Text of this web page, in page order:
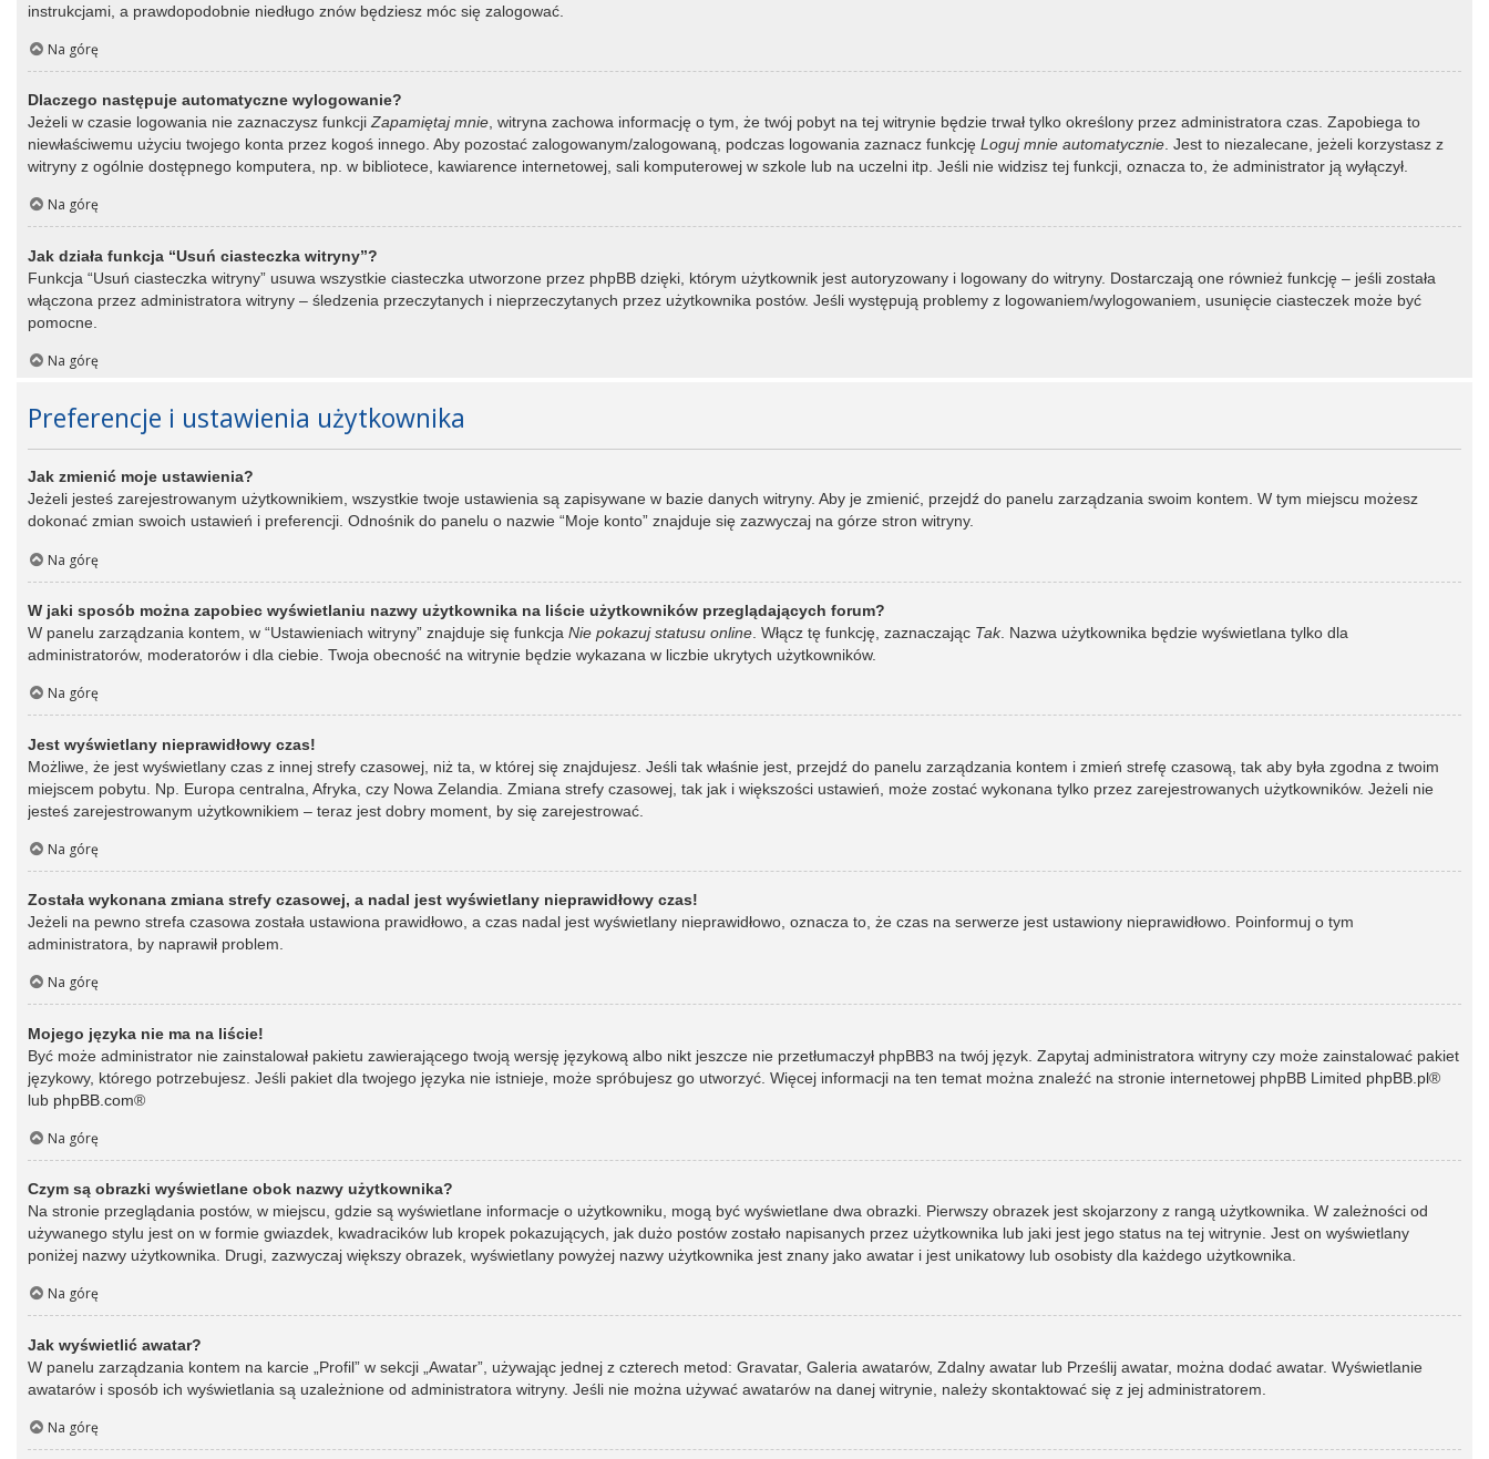
instrukcjami, a prawdopodobnie niedługo znów będziesz móc się zalogować.
Na górę
Dlaczego następuje automatyczne wylogowanie?
Jeżeli w czasie logowania nie zaznaczysz funkcjiZapamiętaj mnie, witryna zachowa informację o tym, że twój pobyt na tej witrynie będzie trwał tylko określony przez administratora czas. Zapobiega to
niewłaściwemu użyciu twojego konta przez kogoś innego. Aby pozostać zalogowanym/zalogowaną, podczas logowania zaznacz funkcję Loguj mnie automatycznie. Jest to niezalecane, jeżeli korzystasz z
witryny z ogólnie dostępnego komputera, np. w bibliotece, kawiarence internetowej, sali komputerowej w szkole lub na uczelni itp. Jeśli nie widzisz tej funkcji, oznacza to, że administrator ją wyłączył.
Na górę
Jak działa funkcja “Usuń ciasteczka witryny”?
Funkcja “Usuń ciasteczka witryny” usuwa wszystkie ciasteczka utworzone przez phpBB dzięki, którym użytkownik jest autoryzowany i logowany do witryny. Dostarczają one również funkcję – jeśli została
włączona przez administratora witryny – śledzenia przeczytanych i nieprzeczytanych przez użytkownika postów. Jeśli występują problemy z logowaniem/wylogowaniem, usunięcie ciasteczek może być
pomocne.
Na górę
Preferencje i ustawienia użytkownika
Jak zmienić moje ustawienia?
Jeżeli jesteś zarejestrowanym użytkownikiem, wszystkie twoje ustawienia są zapisywane w bazie danych witryny. Aby je zmienić, przejdź do panelu zarządzania swoim kontem. W tym miejscu możesz
dokonać zmian swoich ustawień i preferencji. Odnośnik do panelu o nazwie “Moje konto” znajduje się zazwyczaj na górze stron witryny.
Na górę
W jaki sposób można zapobiec wyświetlaniu nazwy użytkownika na liście użytkowników przeglądających forum?
W panelu zarządzania kontem, w “Ustawieniach witryny” znajduje się funkcja Nie pokazuj statusu online . Włącz tę funkcję, zaznaczając Tak. Nazwa użytkownika będzie wyświetlana tylko dla
administratorów, moderatorów i dla ciebie. Twoja obecność na witrynie będzie wykazana w liczbie ukrytych użytkowników.
Na górę
Jest wyświetlany nieprawidłowy czas!
Możliwe, że jest wyświetlany czas z innej strefy czasowej, niż ta, w której się znajdujesz. Jeśli tak właśnie jest, przejdź do panelu zarządzania kontem i zmień strefę czasową, tak aby była zgodna z twoim
miejscem pobytu. Np. Europa centralna, Afryka, czy Nowa Zelandia. Zmiana strefy czasowej, tak jak i większości ustawień, może zostać wykonana tylko przez zarejestrowanych użytkowników. Jeżeli nie
jesteś zarejestrowanym użytkownikiem – teraz jest dobry moment, by się zarejestrować.
Na górę
Została wykonana zmiana strefy czasowej, a nadal jest wyświetlany nieprawidłowy czas!
Jeżeli na pewno strefa czasowa została ustawiona prawidłowo, a czas nadal jest wyświetlany nieprawidłowo, oznacza to, że czas na serwerze jest ustawiony nieprawidłowo. Poinformuj o tym
administratora, by naprawił problem.
Na górę
Mojego języka nie ma na liście!
Być może administrator nie zainstalował pakietu zawierającego twoją wersję językową albo nikt jeszcze nie przetłumaczył phpBB3 na twój język. Zapytaj administratora witryny czy może zainstalować pakiet
językowy, którego potrzebujesz. Jeśli pakiet dla twojego języka nie istnieje, może spróbujesz go utworzyć. Więcej informacji na ten temat można znaleźć na stronie internetowej phpBB Limited phpBB.pl®
lub phpBB.com®
Na górę
Czym są obrazki wyświetlane obok nazwy użytkownika?
Na stronie przeglądania postów, w miejscu, gdzie są wyświetlane informacje o użytkowniku, mogą być wyświetlane dwa obrazki. Pierwszy obrazek jest skojarzony z rangą użytkownika. W zależności od
używanego stylu jest on w formie gwiazdek, kwadracików lub kropek pokazujących, jak dużo postów zostało napisanych przez użytkownika lub jaki jest jego status na tej witrynie. Jest on wyświetlany
poniżej nazwy użytkownika. Drugi, zazwyczaj większy obrazek, wyświetlany powyżej nazwy użytkownika jest znany jako awatar i jest unikatowy lub osobisty dla każdego użytkownika.
Na górę
Jak wyświetlić awatar?
W panelu zarządzania kontem na karcie „Profil” w sekcji „Awatar”, używając jednej z czterech metod: Gravatar, Galeria awatarów, Zdalny awatar lub Prześlij awatar, można dodać awatar. Wyświetlanie
awatarów i sposób ich wyświetlania są uzależnione od administratora witryny. Jeśli nie można używać awatarów na danej witrynie, należy skontaktować się z jej administratorem.
Na górę